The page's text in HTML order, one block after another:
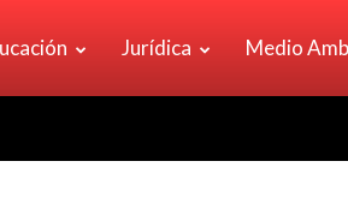
Jurídica Medio